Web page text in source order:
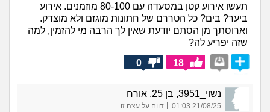
תעשו אירוע קטן במסעדה עם 80-100 מוזמנים. אירוע
ביער? בים? כל הטררם של חתונות מוגזם ולא מוצדק.
וארוסתך מן הסתם יודעת שאין לך הרבה מי להזמין, למה
שזה יפריע לה?
18
0
נשוי_3951, בן 25, אורח
21/08/25 01:03
| דווח על עצה זו